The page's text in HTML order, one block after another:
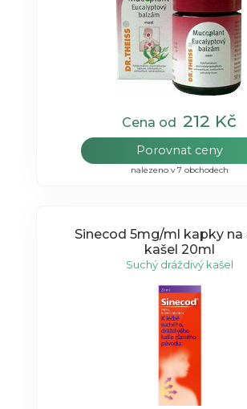
Cena od212 Kč
Porovnat ceny
nalezeno v 7 obchodech
Sinecod 5mg/ml kapky na
kašel 20ml
Suchý dráždivý kašel